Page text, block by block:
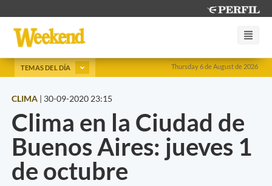
Thursday 6 de August de 2026
TEMAS DEL DÍA
CLIMA | 30-09-2020 23:15
Clima en la Ciudad de
Buenos Aires: jueves 1
de octubre